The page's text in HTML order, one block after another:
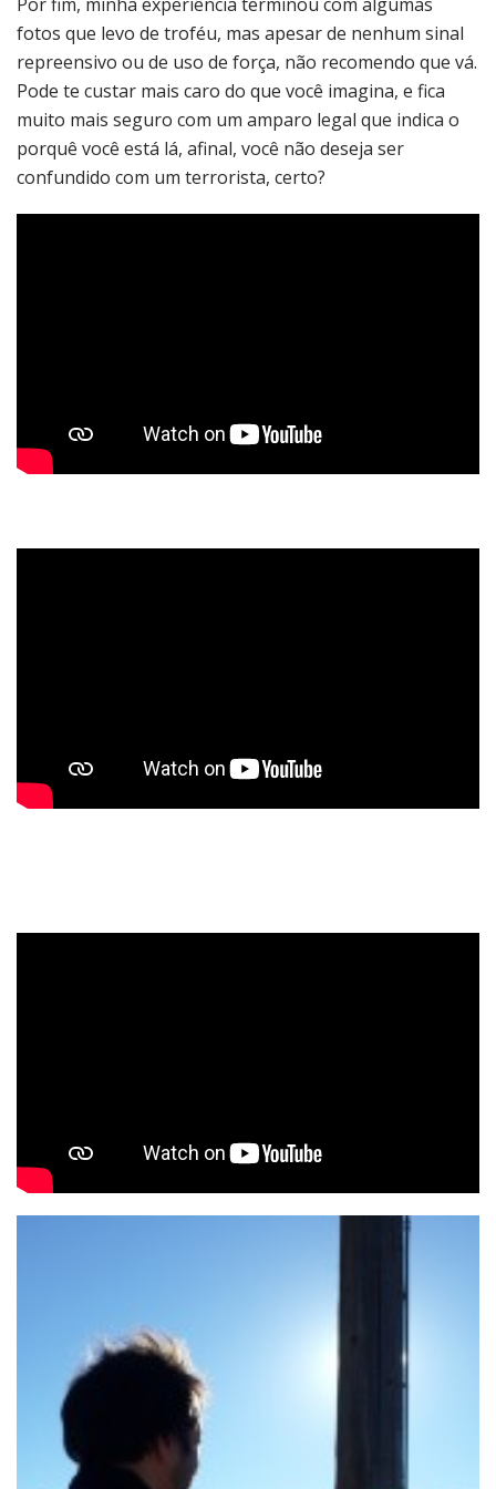
Por fim, minha experiência terminou com algumas
fotos que levo de troféu, mas apesar de nenhum sinal
repreensivo ou de uso de força, não recomendo que vá.
Pode te custar mais caro do que você imagina, e fica
muito mais seguro com um amparo legal que indica o
porquê você está lá, afinal, você não deseja ser
confundido com um terrorista, certo?